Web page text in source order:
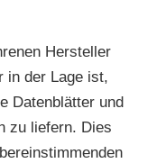
Hersteller
in der Lage ist,
Datenblätter und
zu liefern. Dies